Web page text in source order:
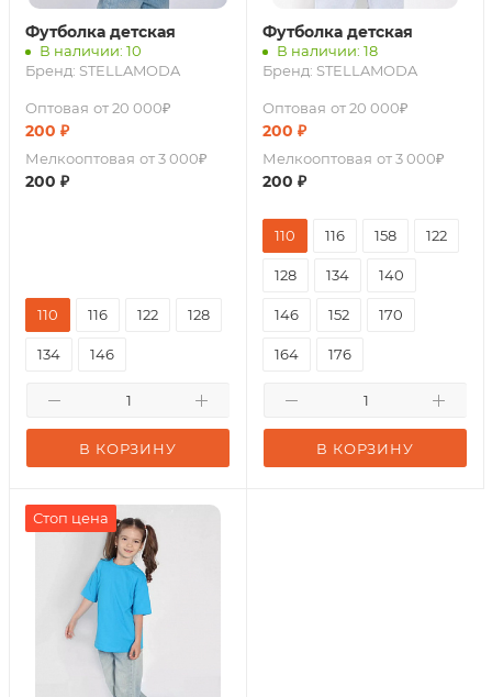
Футболка детская
В наличии: 10
Бренд: STELLAMODA
Оптовая от 20 000₽
200 ₽
Мелкооптовая от 3 000₽
200 ₽
В КОРЗИНУ
110 116 122 128
134 146
Футболка детская
В наличии: 18
Бренд: STELLAMODA
Оптовая от 20 000₽
200 ₽
Мелкооптовая от 3 000₽
200 ₽
В КОРЗИНУ
110 116 158 122
128 134 140
146 152 170
164 176
Стоп цена